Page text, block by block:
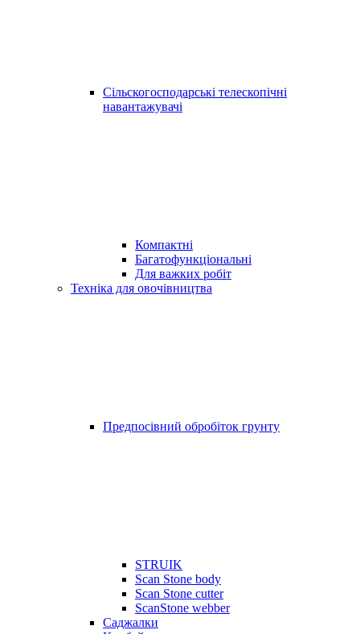
Сільскогосподарські телескопічні
навантажувачі
Компактні
Багатофункціональні
Для важких робіт
Техніка для овочівництва
Предпосівний обробіток грунту
STRUIK
Scan Stone body
Scan Stone cutter
ScanStone webber
Саджалки